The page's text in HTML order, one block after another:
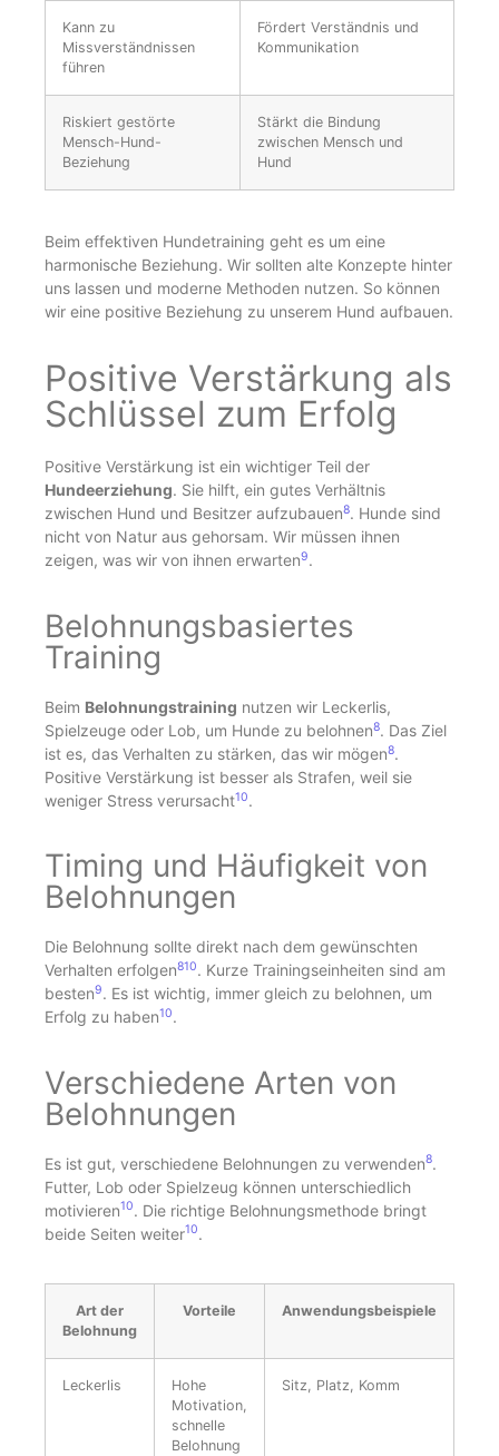
Kann zu
Missverständnissen
führen
Fördert Verständnis und
Kommunikation
Riskiert gestörte
Mensch-Hund-
Beziehung
Stärkt die Bindung
zwischen Mensch und
Hund
Beim effektiven Hundetraining geht es um eine
harmonische Beziehung. Wir sollten alte Konzepte hinter
uns lassen und moderne Methoden nutzen. So können
wir eine positive Beziehung zu unserem Hund aufbauen.
Positive Verstärkung als
Schlüssel zum Erfolg
Positive Verstärkung ist ein wichtiger Teil der
Hundeerziehung. Sie hilft, ein gutes Verhältnis
zwischen Hund und Besitzer aufzubauen8. Hunde sind
nicht von Natur aus gehorsam. Wir müssen ihnen
zeigen, was wir von ihnen erwarten9.
Belohnungsbasiertes
Training
Beim Belohnungstraining nutzen wir Leckerlis,
Spielzeuge oder Lob, um Hunde zu belohnen8. Das Ziel
ist es, das Verhalten zu stärken, das wir mögen8.
Positive Verstärkung ist besser als Strafen, weil sie
weniger Stress verursacht10.
Timing und Häufigkeit von
Belohnungen
Die Belohnung sollte direkt nach dem gewünschten
Verhalten erfolgen810. Kurze Trainingseinheiten sind am
besten9. Es ist wichtig, immer gleich zu belohnen, um
Erfolg zu haben10.
Verschiedene Arten von
Belohnungen
Es ist gut, verschiedene Belohnungen zu verwenden8.
Futter, Lob oder Spielzeug können unterschiedlich
motivieren10. Die richtige Belohnungsmethode bringt
beide Seiten weiter10.
Art der
Belohnung
Vorteile Anwendungsbeispiele
Leckerlis
Hohe
Motivation,
schnelle
Belohnung
Sitz, Platz, Komm